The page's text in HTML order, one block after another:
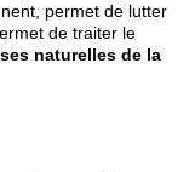
permet de lutter
de traiter le
naturelles de la